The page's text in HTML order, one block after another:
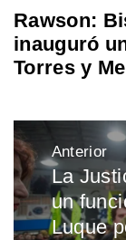
Rawson:
inauguró
Torres y
de
entradas
Anterior
Entrada
anterior:
La
un
Luque